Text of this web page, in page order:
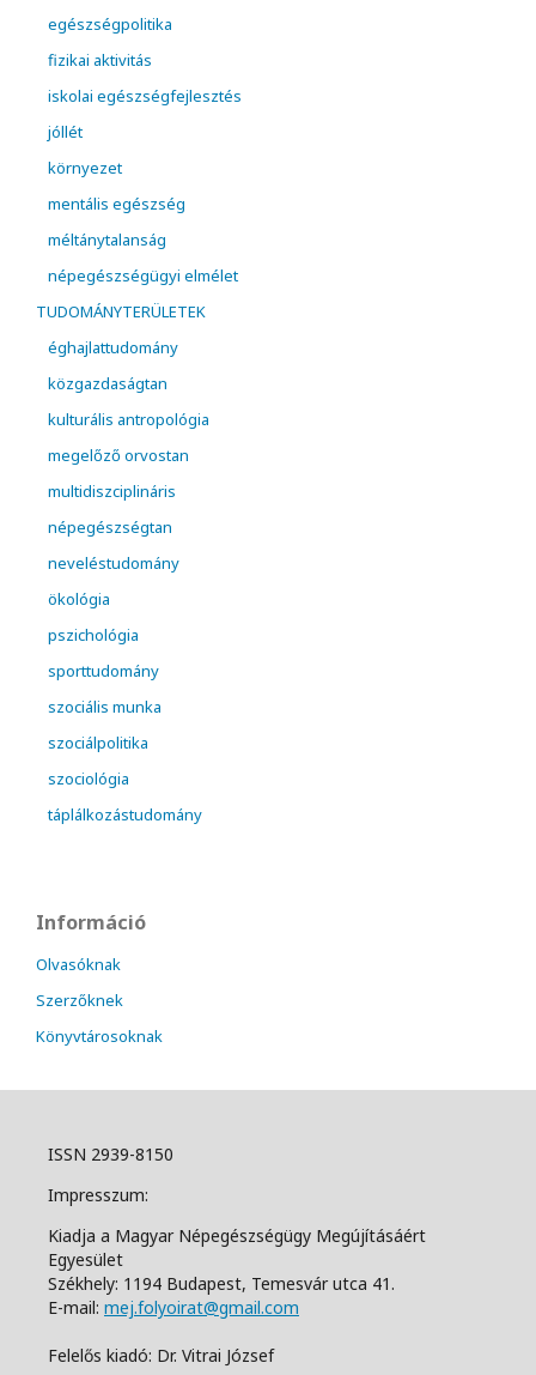
egészségpolitika
fizikai aktivitás
iskolai egészségfejlesztés
jóllét
környezet
mentális egészség
méltánytalanság
népegészségügyi elmélet
TUDOMÁNYTERÜLETEK
éghajlattudomány
közgazdaságtan
kulturális antropológia
megelőző orvostan
multidiszciplináris
népegészségtan
neveléstudomány
ökológia
pszichológia
sporttudomány
szociális munka
szociálpolitika
szociológia
táplálkozástudomány
Információ
Olvasóknak
Szerzőknek
Könyvtárosoknak
ISSN 2939-8150
Impresszum:
Kiadja a Magyar Népegészségügy Megújításáért
Egyesület
Székhely: 1194 Budapest, Temesvár utca 41.
E-mail: mej.folyoirat@gmail.com
Felelős kiadó: Dr. Vitrai József